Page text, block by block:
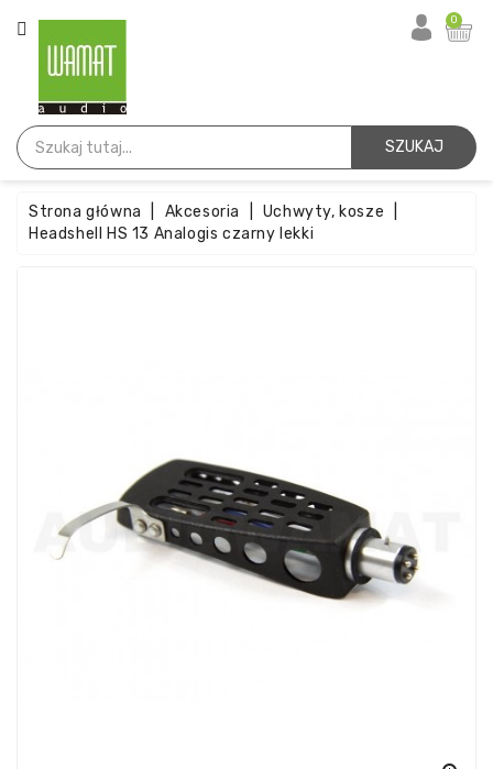
KATEGORIA
Główna
Igły
Wkładki
0
SZUKAJ
Strona główna Akcesoria
Uchwyty, kosze
Headshell HS 13 Analogis czarny lekki